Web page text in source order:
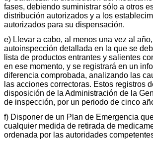
fases, debiendo suministrar sólo a otros
distribución autorizados y a los
autorizados para su dispensación.
e) Llevar a cabo, al menos una vez al
autoinspección detallada en la que se
lista de productos entrantes y salientes
en ese momento, y se registrará en un
diferencia comprobada, analizando las
las acciones correctoras. Estos registros
disposición de la Administración de la
de inspección, por un periodo de cinco
f) Disponer de un Plan de Emergencia
cualquier medida de retirada de
ordenada por las autoridades